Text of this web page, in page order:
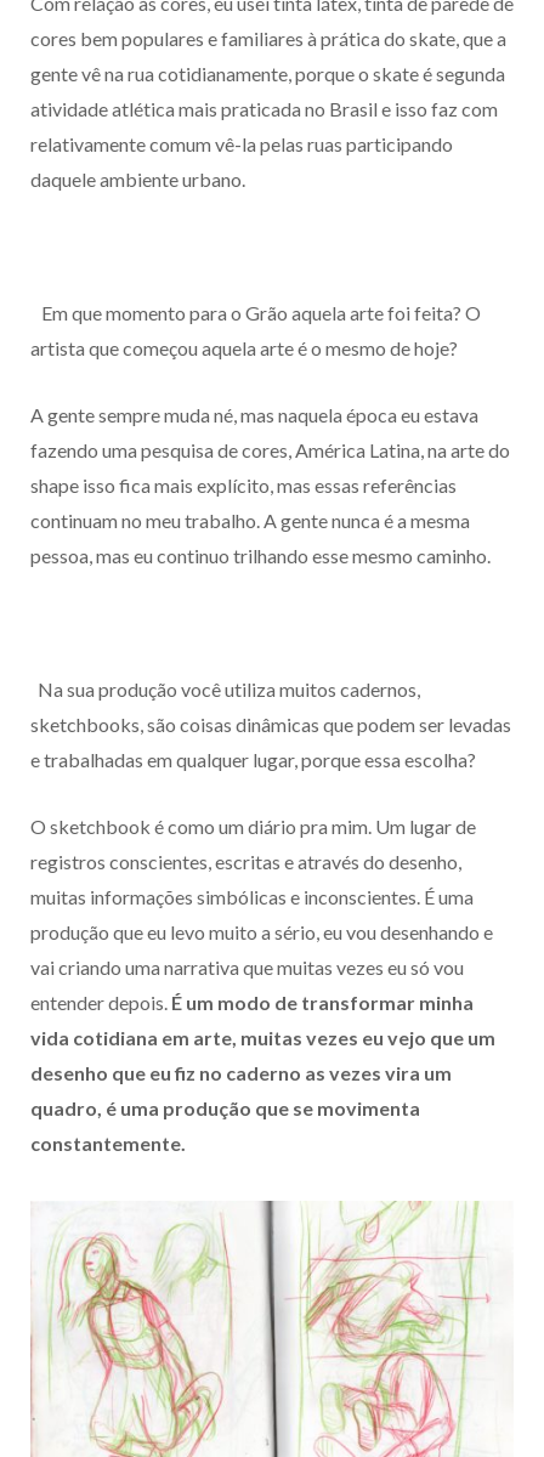
cores bem populares e familiares à prática do skate, que a
gente vê na rua cotidianamente, porque o skate é segunda
atividade atlética mais praticada no Brasil e isso faz com
relativamente comum vê-la pelas ruas participando
daquele ambiente urbano.
Em que momento para o Grão aquela arte foi feita? O
artista que começou aquela arte é o mesmo de hoje?
A gente sempre muda né, mas naquela época eu estava
fazendo uma pesquisa de cores, América Latina, na arte do
shape isso fica mais explícito, mas essas referências
continuam no meu trabalho. A gente nunca é a mesma
pessoa, mas eu continuo trilhando esse mesmo caminho.
Na sua produção você utiliza muitos cadernos,
sketchbooks, são coisas dinâmicas que podem ser levadas
e trabalhadas em qualquer lugar, porque essa escolha?
O sketchbook é como um diário pra mim. Um lugar de
registros conscientes, escritas e através do desenho,
muitas informações simbólicas e inconscientes. É uma
produção que eu levo muito a sério, eu vou desenhando e
vai criando uma narrativa que muitas vezes eu só vou
entender depois. É um modo de transformar minha
vida cotidiana em arte, muitas vezes eu vejo que um
desenho que eu fiz no caderno as vezes vira um
quadro, é uma produção que se movimenta
constantemente.